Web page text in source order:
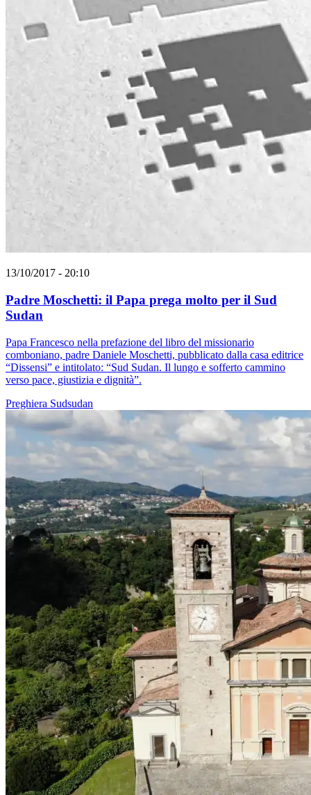
13/10/2017 - 20:10
Padre Moschetti: il Papa prega molto per il Sud
Sudan
Papa Francesco nella prefazione del libro del missionario
comboniano, padre Daniele Moschetti, pubblicato dalla casa editrice
“Dissensi” e intitolato: “Sud Sudan. Il lungo e sofferto cammino
verso pace, giustizia e dignità”.
Preghiera Sudsudan